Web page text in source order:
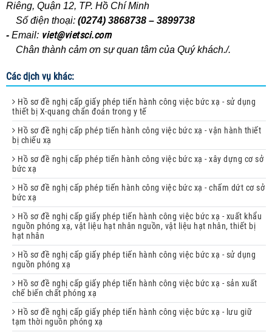
Riêng, Quận 12, TP. Hồ Chí Minh
Số điện thoại: (0274) 3868738 – 3899738
- Email: viet@vietsci.com
Chân thành cảm ơn sự quan tâm của Quý khách./.
Các dịch vụ khác:
Hồ sơ đề nghị cấp giấy phép tiến hành công việc bức xạ - sử dụng
thiết bị X-quang chẩn đoán trong y tế
Hồ sơ đề nghị cấp phép tiến hành công việc bức xạ - vận hành thiết
bị chiếu xạ
Hồ sơ đề nghị cấp phép tiến hành công việc bức xạ - xây dựng cơ sở
bức xạ
Hồ sơ đề nghị cấp phép tiến hành công việc bức xạ - chấm dứt cơ sở
bức xạ
Hồ sơ đề nghị cấp giấy phép tiến hành công việc bức xạ - xuất khẩu
nguồn phóng xạ, vật liệu hạt nhân nguồn, vật liệu hạt nhân, thiết bị
hạt nhân
Hồ sơ đề nghị cấp giấy phép tiến hành công việc bức xạ - sử dụng
nguồn phóng xạ
Hồ sơ đề nghị cấp giấy phép tiến hành công việc bức xạ - sản xuất
chế biến chất phóng xạ
Hồ sơ đề nghị cấp giấy phép tiến hành công việc bức xạ - lưu giữ
tạm thời nguồn phóng xạ